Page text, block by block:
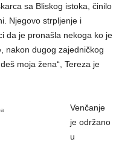
sa Bliskog istoka, činilo
Njegovo strpljenje i
da je pronašla nekoga ko je
nakon dugog zajedničkog
moja žena“, Tereza je
Venčanje
je održano
u